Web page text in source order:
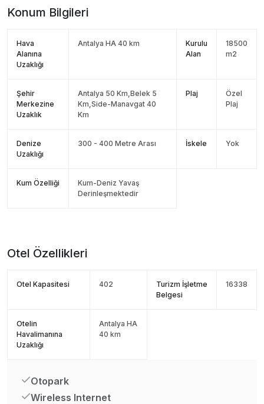
Konum Bilgileri
Hava
Alanına
Uzaklığı
Antalya HA 40 km
Kurulu
Alan
18500
m2
Şehir
Merkezine
Uzaklık
Antalya 50 Km,Belek 5
Km,Side-Manavgat 40
Km
Plaj
Özel
Plaj
Denize
Uzaklığı
300 - 400 Metre Arası İskele Yok
Kum Özelliği
Kum-Deniz Yavaş
Derinleşmektedir
Otel Özellikleri
Otel Kapasitesi 402
Turizm İşletme
Belgesi
16338
Otelin
Havalimanına
Uzaklığı
Antalya HA
40 km
Otopark
Wireless Internet